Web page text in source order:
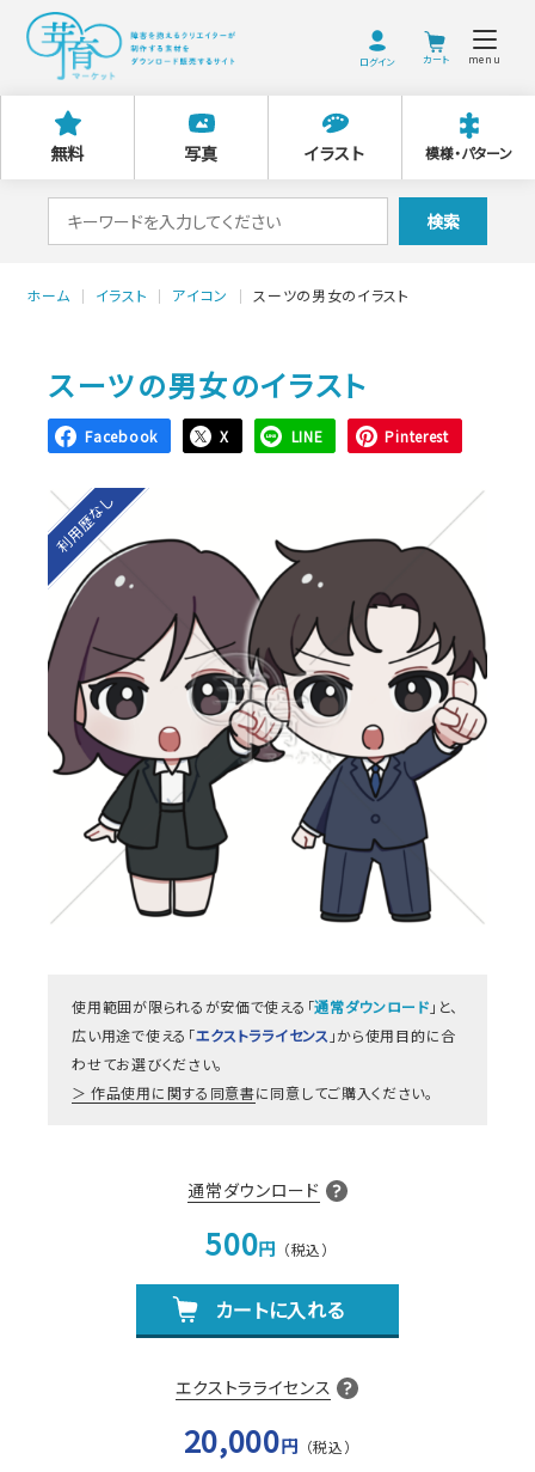
ログイン menu
無料 写真 イラスト 模様・パターン
索
検索
ホーム イラスト アイコン スーツの男女のイラスト
スーツの男女のイラスト
Facebook X LINE Pinterest
利用歴なし
使用範囲が限られるが安価で使える「通常ダウンロード 」と、
広い用途で使える「エクストラライセンス 」から使用目的に合
わせてお選びください。
作品使用に関する同意書に同意してご購入ください。
通常ダウンロード
500円
カートに入れる
エクストラライセンス
20,000円